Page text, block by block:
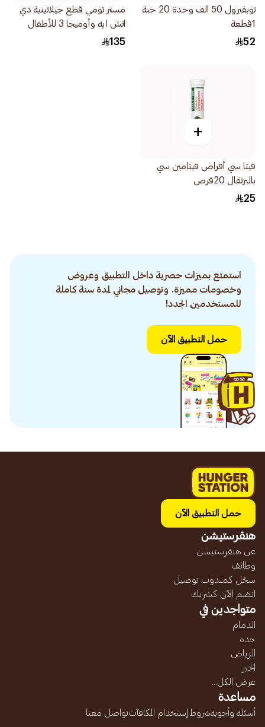
توبفيرول 50 الف وحدة 20 حبة
1قطعة
52
مستر تومي قطع جيلاتينية دي
اتش ايه وأوميجا 3 للأطفال
60قطعة
135
+
فيتا سي أقراص فيتامين سي
بالبرتقال 20قرص
25
استمتع بميزات حصرية داخل التطبيق وعروض
وخصومات مميزة. وتوصيل مجاني لمدة سنة كاملة
للمستخدمين الجدد!
حمل التطبيق الآن
حمل التطبيق الآن
هنقرستيشن
عن هنقرستيشن
وظائف
سجّل كمندوب توصيل
انضم الآن كشريك
متواجدين في
الدمام
جده
الرياض
الخبر
عرض الكل...
مساعدة
أسئلة وأجوبةشروط إستخدام المكافآتتواصل معنا